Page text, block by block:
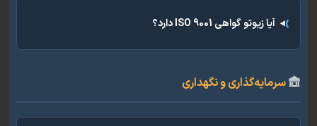
آیا زیوتو گواهی ISO 9001 دارد؟
و نگهداری